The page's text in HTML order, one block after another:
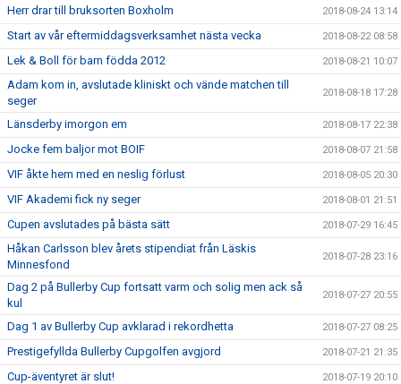
Herr drar till bruksorten Boxholm 2018-08-24 13:14
Start av vår eftermiddagsverksamhet nästa vecka 2018-08-22 08:58
Lek & Boll för barn födda 2012 2018-08-21 10:07
Adam kom in, avslutade kliniskt och vände matchen till
seger
2018-08-18 17:28
Länsderby imorgon em 2018-08-17 22:38
Jocke fem baljor mot BOIF 2018-08-07 21:58
VIF åkte hem med en neslig förlust 2018-08-05 20:30
VIF Akademi fick ny seger 2018-08-01 21:51
Cupen avslutades på bästa sätt 2018-07-29 16:45
Håkan Carlsson blev årets stipendiat från Läskis
Minnesfond
2018-07-28 23:16
Dag 2 på Bullerby Cup fortsatt varm och solig men ack så
kul
2018-07-27 20:55
Dag 1 av Bullerby Cup avklarad i rekordhetta 2018-07-27 08:25
Prestigefyllda Bullerby Cupgolfen avgjord 2018-07-21 21:35
Cup-äventyret är slut! 2018-07-19 20:10